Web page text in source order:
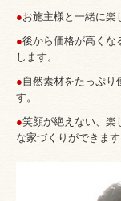
●お施主様と一緒に楽
●後から価格が高くな
します。
●自然素材をたっぷり
す。
●笑顔が絶えない、楽
な家づくりができます